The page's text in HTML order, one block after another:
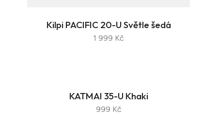
Kilpi PACIFIC 20-U Světle šedá
1 999 Kč
KATMAI 35-U Khaki
999 Kč